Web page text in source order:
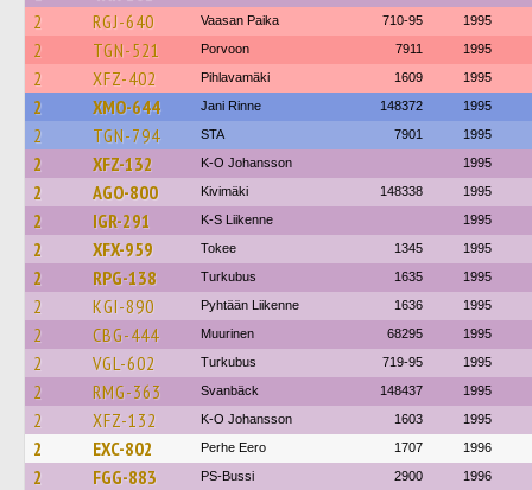
2 RGJ-640 Vaasan Paika 710-95 1995
2 TGN-521 Porvoon 7911 1995
2 XFZ-402 Pihlavamäki 1609 1995
2 XMO-644 Jani Rinne 148372 1995
2 TGN-794 STA 7901 1995
2 XFZ-132 K-O Johansson 1995
2 AGO-800 Kivimäki 148338 1995
2 IGR-291 K-S Liikenne 1995
2 XFX-959 Tokee 1345 1995
2 RPG-138 Turkubus 1635 1995
2 KGI-890 Pyhtään Liikenne 1636 1995
2 CBG-444 Muurinen 68295 1995
2 VGL-602 Turkubus 719-95 1995
2 RMG-363 Svanbäck 148437 1995
2 XFZ-132 K-O Johansson 1603 1995
2 EXC-802 Perhe Eero 1707 1996
2 FGG-883 PS-Bussi 2900 1996